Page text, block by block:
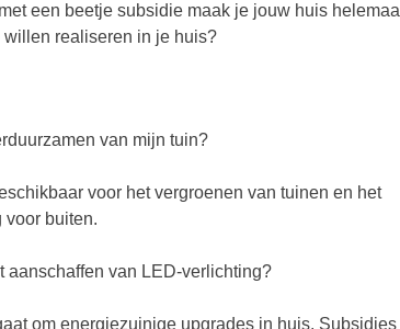
een beetje subsidie maak je jouw huis helemaal
realiseren in je huis?
van mijn tuin?
voor het vergroenen van tuinen en het
buiten.
aanschaffen van LED-verlichting?
om energiezuinige upgrades in huis. Subsidies